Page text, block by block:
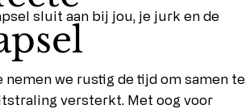
sluit aan bij jou, je jurk en de
we rustig de tijd om samen te
versterkt. Met oog voor